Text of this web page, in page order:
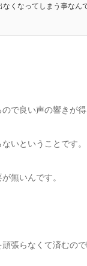
くなってしまう事な
で良い声の響きが
いということです。
無いんです。
張らなくて済むので